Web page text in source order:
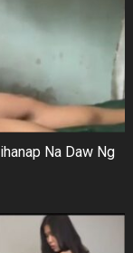
Na Daw Ng